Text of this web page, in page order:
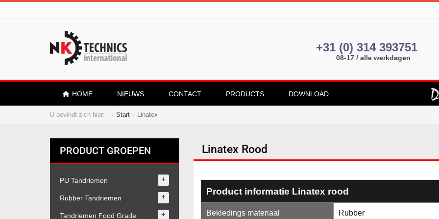
+31 (0) 314 393751
08-17 / alle werkdagen
HOME NIEUWS CONTACT PRODUCTS DOWNLOAD
U bevindt zich hier: Start Linatex
Linatex Rood
Product informatie Linatex rood
Bekledings materiaal Rubber
PRODUCT GROEPEN
PU Tandriemen +
Rubber Tandriemen +
Tandriemen Food Grade +